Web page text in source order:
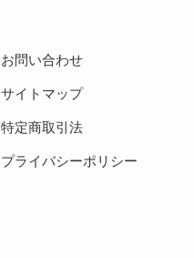
お問い合わせ
サイトマップ
特定商取引法
プライバシーポリシー